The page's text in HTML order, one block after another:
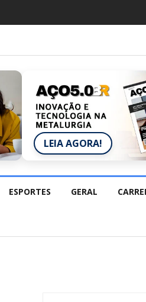
LEIA AGORA!
ESPORTES GERAL